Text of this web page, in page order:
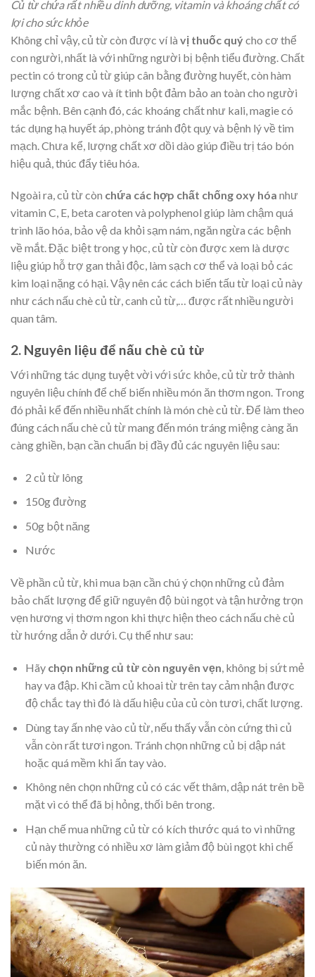
Củ từ chứa rất nhiều dinh dưỡng, vitamin và khoáng chất có
lợi cho sức khỏe
Không chỉ vậy, củ từ còn được ví là vị thuốc quýcho cơ thể
con người, nhất là với những người bị bệnh tiểu đường. Chất
pectin có trong củ từ giúp cân bằng đường huyết, còn hàm
lượng chất xơ cao và ít tinh bột đảm bảo an toàn cho người
mắc bệnh. Bên cạnh đó, các khoáng chất như kali, magie có
tác dụng hạ huyết áp, phòng tránh đột quỵ và bệnh lý về tim
mạch. Chưa kể, lượng chất xơ dồi dào giúp điều trị táo bón
hiệu quả, thúc đẩy tiêu hóa.
Ngoài ra, củ từ còn chứa các hợp chất chống oxy hóa như
vitamin C, E, beta caroten và polyphenol giúp làm chậm quá
trình lão hóa, bảo vệ da khỏi sạm nám, ngăn ngừa các bệnh
về mắt. Đặc biệt trong y học, củ từ còn được xem là dược
liệu giúp hỗ trợ gan thải độc, làm sạch cơ thể và loại bỏ các
kim loại nặng có hại. Vậy nên các cách biến tấu từ loại củ này
như cách nấu chè củ từ, canh củ từ,… được rất nhiều người
quan tâm.
2. Nguyên liệu để nấu chè củ từ
Với những tác dụng tuyệt vời với sức khỏe, củ từ trở thành
nguyên liệu chính để chế biến nhiều món ăn thơm ngon. Trong
đó phải kể đến nhiều nhất chính là món chè củ từ. Để làm theo
đúng cách nấu chè củ từ mang đến món tráng miệng càng ăn
càng ghiền, bạn cần chuẩn bị đầy đủ các nguyên liệu sau:
2 củ từ lông
150g đường
50g bột năng
Nước
Về phần củ từ, khi mua bạn cần chú ý chọn những củ đảm
bảo chất lượng để giữ nguyên độ bùi ngọt và tận hưởng trọn
vẹn hương vị thơm ngon khi thực hiện theo cách nấu chè củ
từ hướng dẫn ở dưới. Cụ thể như sau:
Hãy chọn những củ từ còn nguyên vẹn, không bị sứt mẻ
hay va đập. Khi cầm củ khoai từ trên tay cảm nhận được
độ chắc tay thì đó là dấu hiệu của củ còn tươi, chất lượng.
Dùng tay ấn nhẹ vào củ từ, nếu thấy vẫn còn cứng thì củ
vẫn còn rất tươi ngon. Tránh chọn những củ bị dập nát
hoặc quá mềm khi ấn tay vào.
Không nên chọn những củ có các vết thâm, dập nát trên bề
mặt vì có thể đã bị hỏng, thối bên trong.
Hạn chế mua những củ từ có kích thước quá to vì những
củ này thường có nhiều xơ làm giảm độ bùi ngọt khi chế
biến món ăn.